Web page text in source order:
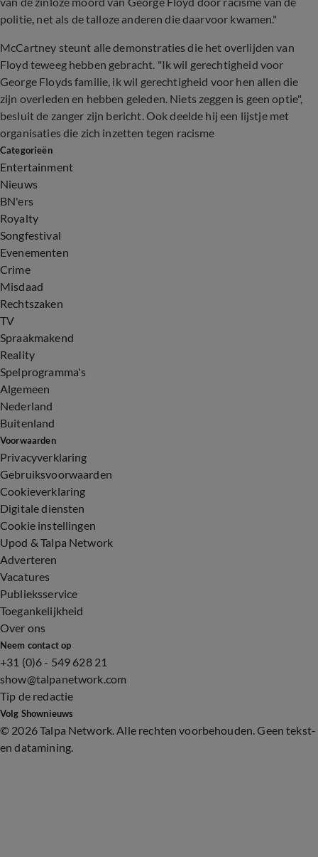
politie, net als de talloze anderen die daarvoor kwamen."
McCartney steunt alle demonstraties die het overlijden van
Floyd teweeg hebben gebracht. "Ik wil gerechtigheid voor
George Floyds familie, ik wil gerechtigheid voor hen allen die
zijn overleden en hebben geleden. Niets zeggen is geen optie",
besluit de zanger zijn bericht. Ook deelde hij een lijstje met
organisaties die zich inzetten tegen racisme
Categorieën
Entertainment
Nieuws
BN'ers
Royalty
Songfestival
Evenementen
Crime
Misdaad
Rechtszaken
TV
Spraakmakend
Reality
Spelprogramma's
Algemeen
Nederland
Buitenland
Voorwaarden
Privacyverklaring
Gebruiksvoorwaarden
Cookieverklaring
Digitale diensten
Cookie instellingen
Upod & Talpa Network
Adverteren
Vacatures
Publieksservice
Toegankelijkheid
Over ons
Neem contact op
+31 (0)6 - 549 628 21
show@talpanetwork.com
Tip de redactie
Volg Shownieuws
© 2026 Talpa Network. Alle rechten voorbehouden. Geen tekst-
en datamining.